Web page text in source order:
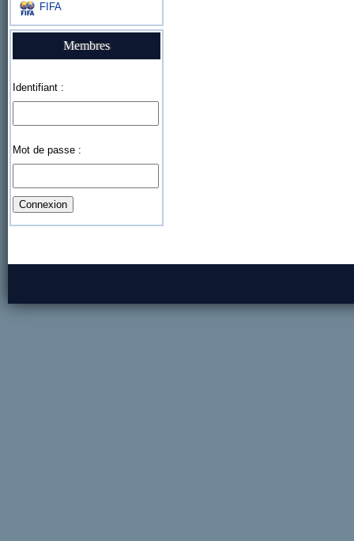
FIFA
Membres
Identifiant :
Mot de passe :